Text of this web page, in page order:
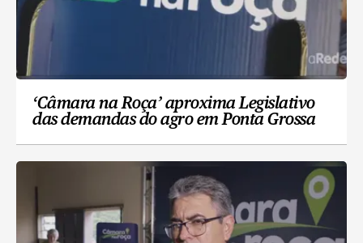
‘Câmara na Roça’ aproxima Legislativo
das demandas do agro em Ponta Grossa